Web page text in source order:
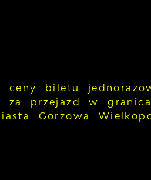
ceny biletu
za przejazd w
Gorzowa